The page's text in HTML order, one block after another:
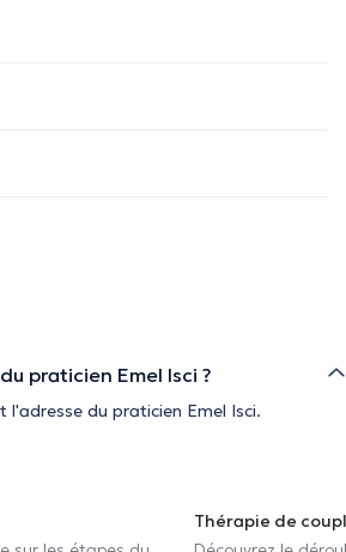
praticien Emel Isci ?
l'adresse du praticien Emel Isci.
Thérapie de